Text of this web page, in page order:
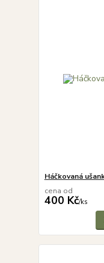
Háčkovaná
cena od
400 Kč/ks